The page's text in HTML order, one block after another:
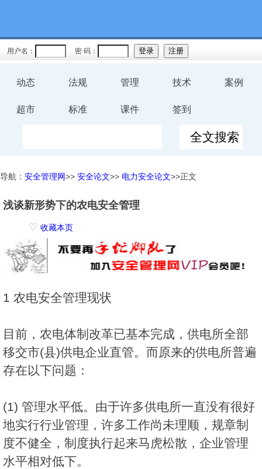
用户名： 密 码：
动态 法规 管理 技术 案例
超市 标准 课件 签到
导航： 安全管理网>> 安全论文>> 电力安全论文>>正文
浅谈新形势下的农电安全管理
♡ 收藏本页
1 农电安全管理现状
目前，农电体制改革已基本完成，供电所全部
移交市(县)供电企业直管。而原来的供电所普遍
存在以下问题：
(1) 管理水平低。由于许多供电所一直没有很好
地实行行业管理，许多工作尚未理顺，规章制
度不健全，制度执行起来马虎松散，企业管理
水平相对低下。